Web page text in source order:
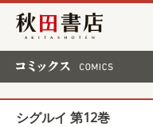
秋田書店
シグルイ 第12巻